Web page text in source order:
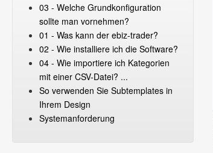
03 - Welche Grundkonfiguration
sollte man vornehmen?
01 - Was kann der ebiz-trader?
02 - Wie installiere ich die Software?
04 - Wie importiere ich Kategorien
mit einer CSV-Datei? ...
So verwenden Sie Subtemplates in
Ihrem Design
Systemanforderung